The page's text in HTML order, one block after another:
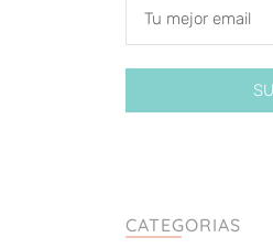
CATEGORIAS